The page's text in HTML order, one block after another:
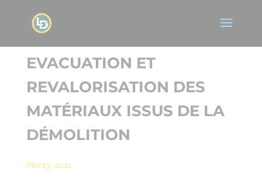
EVACUATION ET
REVALORISATION DES
MATÉRIAUX ISSUS DE LA
DÉMOLITION
Mai 13, 2021